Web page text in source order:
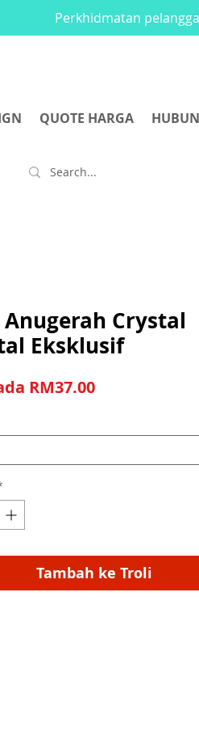
Perkhidmatan
QUOTE HARGA
Anugerah Crystal
Eksklusif
RM37.00Harga Jualan
Tambah ke Troli